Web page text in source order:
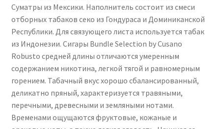
Суматры из Мексики. Наполнитель состоит из смеси
отборных табаков секо из Гондураса и Доминиканской
Республики. Для связующего листа используется табак
из Индонезии. Сигары Bundle Selection by Cusano
Robusto средней длины отличаются умеренным
содержанием никотина, легкой тягой и равномерным
горением. Табачный вкус хорошо сбалансированный,
деликатно пряный, характеризуется травяными,
перечными, древесными и земляными нотами.
Временами ощущаются фруктовые, кожаные и